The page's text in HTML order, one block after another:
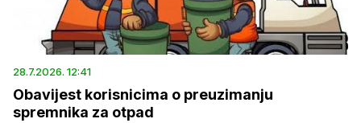
28.7.2026. 12:41
Obavijest korisnicima o preuzimanju
spremnika za otpad